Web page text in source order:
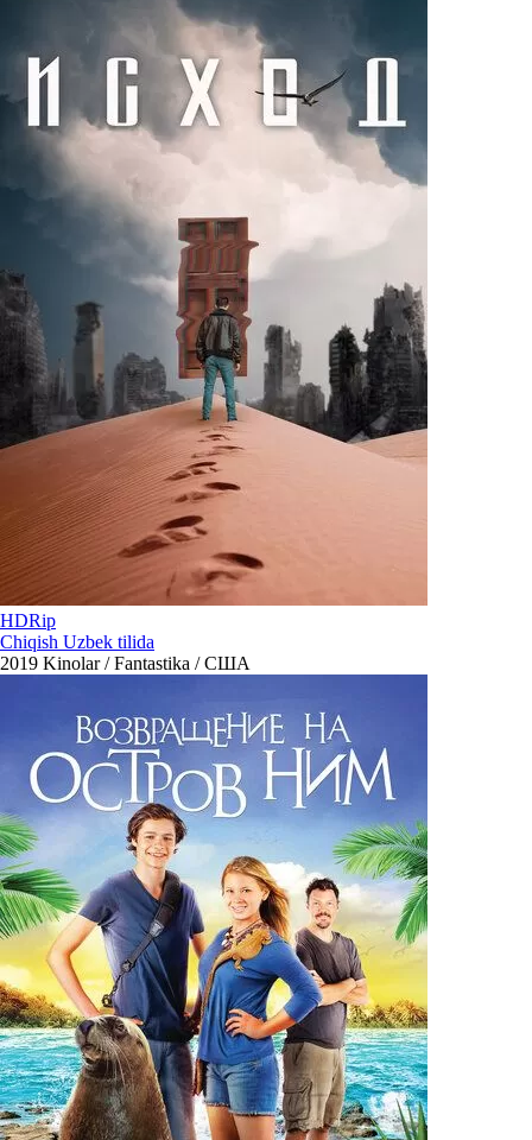
HDRip
Chiqish Uzbek tilida
2019 Kinolar / Fantastika / США